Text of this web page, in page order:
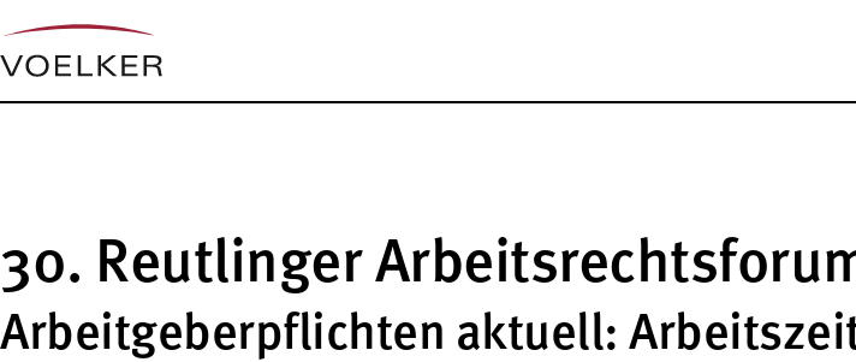
30. Reutlinger
Arbeitgeberpflichten aktuell: